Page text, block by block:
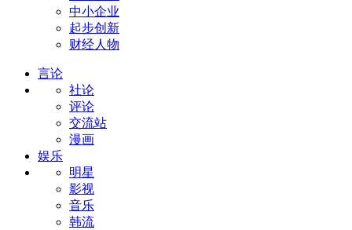
中小企业
起步创新
财经人物
言论
社论
评论
交流站
漫画
娱乐
明星
影视
音乐
韩流